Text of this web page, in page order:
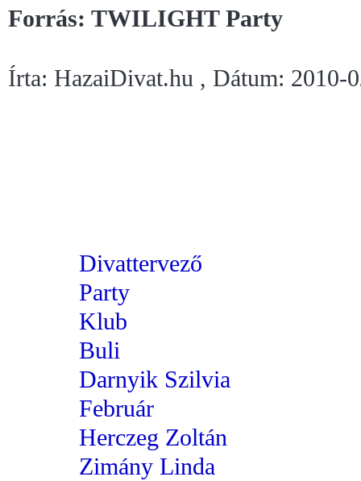
Forrás: TWILIGHT Party
Írta: HazaiDivat.hu , Dátum: 2010-
Divattervező
Party
Klub
Buli
Darnyik Szilvia
Február
Herczeg Zoltán
Zimány Linda